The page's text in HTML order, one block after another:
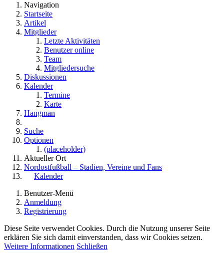
Navigation
Startseite
Artikel
Mitglieder
Letzte Aktivitäten
Benutzer online
Team
Mitgliedersuche
Diskussionen
Kalender
Termine
Karte
Hangman
Suche
Optionen
(placeholder)
Aktueller Ort
Nordostfußball – Stadien, Vereine und Fans
Kalender
Benutzer-Menü
Anmeldung
Registrierung
Diese Seite verwendet Cookies. Durch die Nutzung unserer Seite
erklären Sie sich damit einverstanden, dass wir Cookies setzen.
Weitere Informationen Schließen